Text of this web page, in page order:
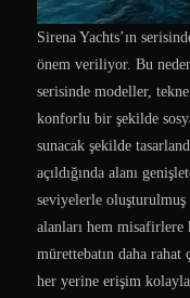
Sirena Yachts’ın
önem veriliyor. Bu
serisinde modeller,
konforlu bir şekilde
sunacak şekilde
açıldığında alanı
seviyelerle oluşturulmuş
alanları hem
mürettebatın daha rahat
her yerine erişim